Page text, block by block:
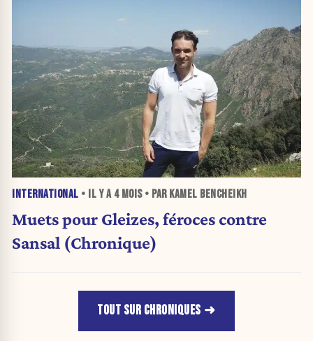
INTERNATIONAL • IL Y A 4 MOIS• PAR KAMEL BENCHEIKH
Muets pour Gleizes, féroces contre
Sansal (Chronique)
TOUT SUR CHRONIQUES